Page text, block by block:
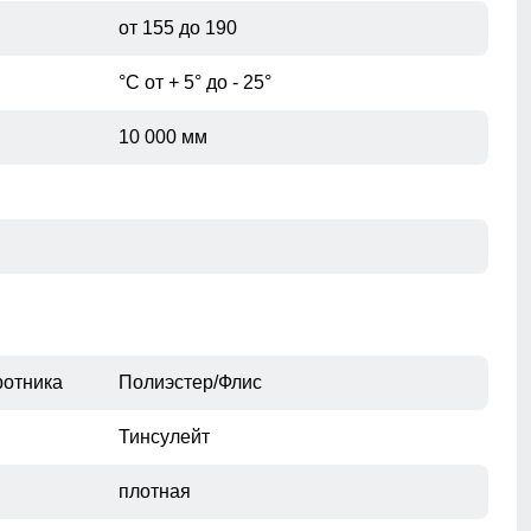
Без этого элемента сегодня не обходится практически
от 155 до 190
°С от + 5° до - 25°
10 000 мм
Полиэстер/Флис
Тинсулейт
плотная